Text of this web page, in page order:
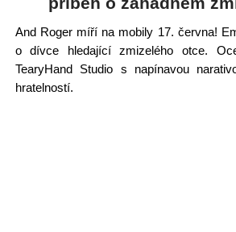
And Roger míří na mobily 17. června!
o dívce hledající zmizelého otce.
TearyHand Studio s napínavou
hratelností.